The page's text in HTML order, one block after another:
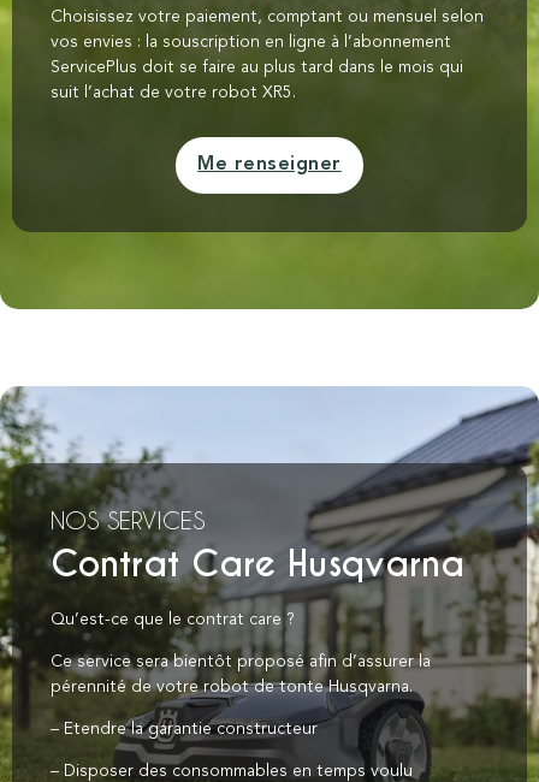
Choisissez votre paiement, comptant ou mensuel selon
vos envies : la souscription en ligne à l’abonnement
ServicePlus doit se faire au plus tard dans le mois qui
suit l’achat de votre robot XR5.
Me renseigner
NOS SERVICES
Contrat Care Husqvarna
Qu’est-ce que le contrat care ?
Ce service sera bientôt proposé afin d’assurer la
pérennité de votre robot de tonte Husqvarna.
– Etendre la garantie constructeur
– Disposer des consommables en temps voulu